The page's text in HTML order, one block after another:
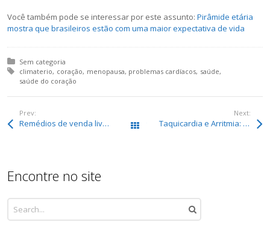
Você também pode se interessar por este assunto: Pirâmide etária
mostra que brasileiros estão com uma maior expectativa de vida
Posted in:
Sem categoria
Tagged with:
climaterio coração menopausa problemas cardíacos saúde
saúde do coração
Prev:
Remédios de venda livre podem causar problemas cardiovasculares Todos os posts
Next:
Taquicardia e Arritmia: Entenda a diferença
Encontre no site